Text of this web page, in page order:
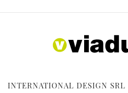
INTERNATIONAL DESIGN SRL